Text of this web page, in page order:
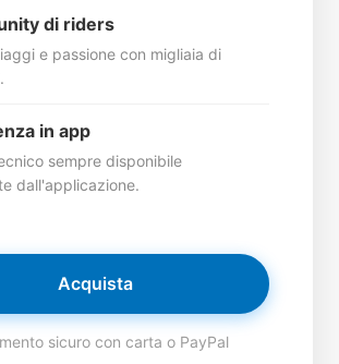
di riders
e passione con migliaia di
in app
sempre disponibile
dall'applicazione.
Acquista
sicuro con carta o PayPal